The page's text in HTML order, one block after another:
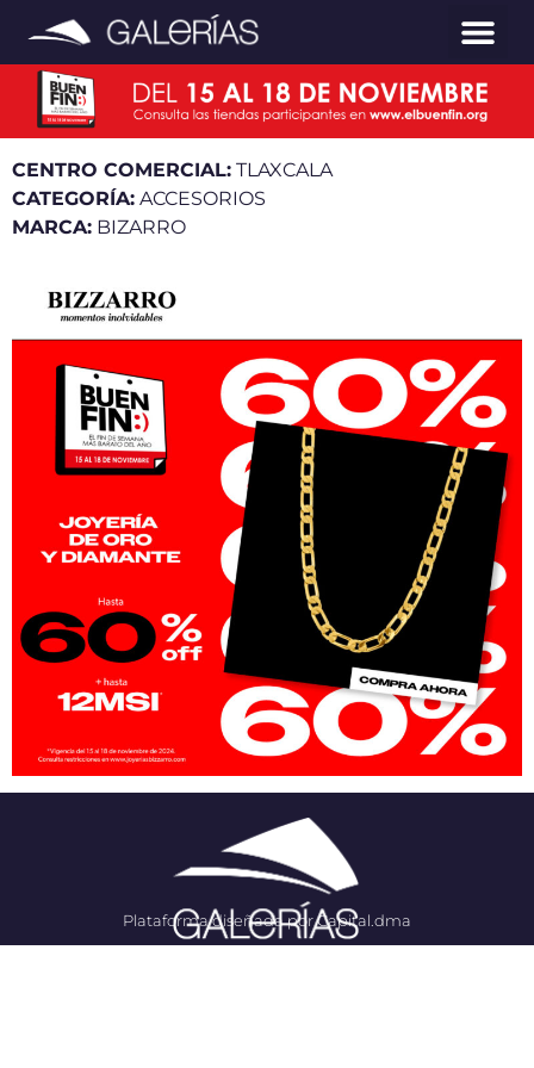
CENTRO COMERCIAL: TLAXCALA
CATEGORÍA: ACCESORIOS
MARCA: BIZARRO
Plataforma diseñada por Capital.dma